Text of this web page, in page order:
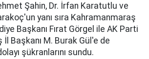
Şahin, Dr. İrfan Karatutlu ve
yanı sıra Kahramanmaraş
Başkanı Fırat Görgel ile AK Parti
Başkanı M. Burak Gül'e de
şükranlarını sundu.